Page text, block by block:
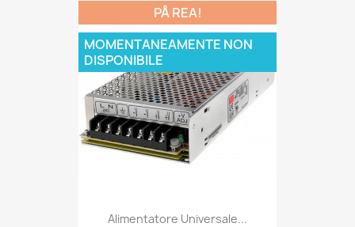
Alimentatore Universale...
PÅ REA!
MOMENTANEAMENTE NON
DISPONIBILE